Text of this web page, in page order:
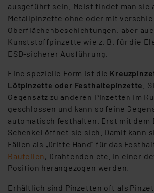
ausgeführt sein. Meist findet man sie
Metallpinzette ohne oder mit
Oberflächenbeschichtungen, aber
Kunststoffpinzette wie z. B. für die
ESD-sicherer Ausführung.
Eine spezielle Form ist die
Lötpinzette oder Festhaltepinzette
.
Gegensatz zu anderen Pinzetten im
geschlossen und kann so feine
automatisch festhalten. Erst mit dem
Schenkel öffnet sie sich. Damit kann
Fällen als „Dritte Hand” für das
Bauteilen, Drahtenden etc. in einer
Position herangezogen werden.
Erhältlich sind Pinzetten oft als